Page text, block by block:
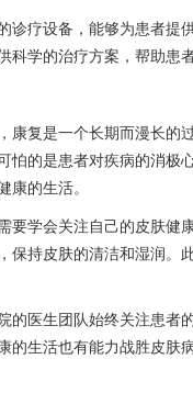
诊疗设备，能够为患者提
科学的治疗方案，帮助患
康复是一个长期而漫长的
怕的是患者对疾病的消极
康的生活。
要学会关注自己的皮肤健
保持皮肤的清洁和湿润。
的医生团队始终关注患者
的生活也有能力战胜皮肤